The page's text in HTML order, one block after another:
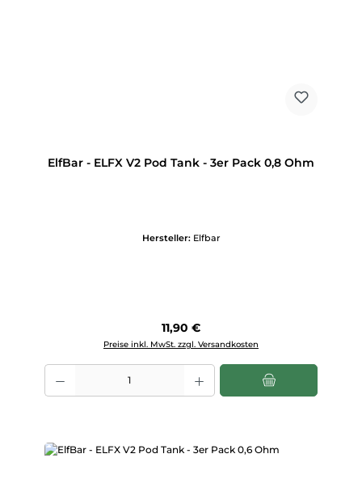
ElfBar - ELFX V2 Pod Tank - 3er Pack 0,8 Ohm
Hersteller: Elfbar
Regulärer Preis:
11,90 €
Preise inkl. MwSt. zzgl. Versandkosten
Produkt Anzahl: Gib den gewünschten Wert ein oder benutze die